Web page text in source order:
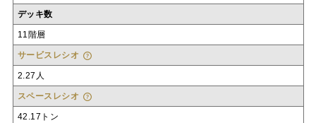
デッキ数
11階層
サービスレシオ
2.27人
スペースレシオ
42.17トン